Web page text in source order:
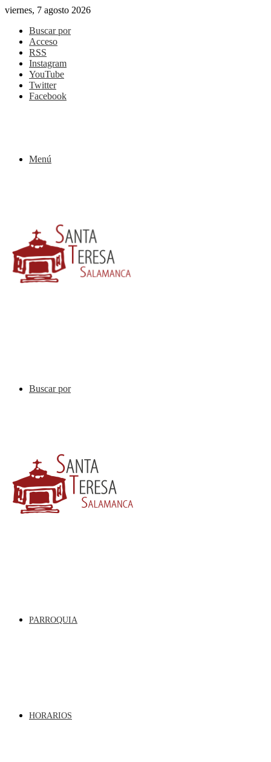
viernes, 7 agosto 2026
Buscar por
Acceso
RSS
Instagram
YouTube
Twitter
Facebook
Menú
Buscar por
PARROQUIA
HORARIOS